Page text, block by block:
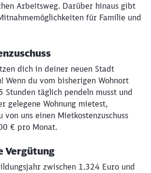
Arbeitsweg. Darüber hinaus gibt
für Familie und
dich in deiner neuen Stadt
Wenn du vom bisherigen Wohnort
Stunden täglich pendeln musst und
gelegene Wohnung mietest,
von uns einen Mietkostenzuschuss
€ pro Monat.
Vergütung
zwischen 1.324 Euro und
Sie zuweitergeleitet